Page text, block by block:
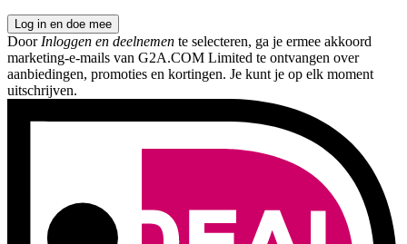
Log in en doe mee
Door Inloggen en deelnemen te selecteren, ga je ermee akkoord
marketing-e-mails van G2A.COM Limited te ontvangen over
aanbiedingen, promoties en kortingen. Je kunt je op elk moment
uitschrijven.